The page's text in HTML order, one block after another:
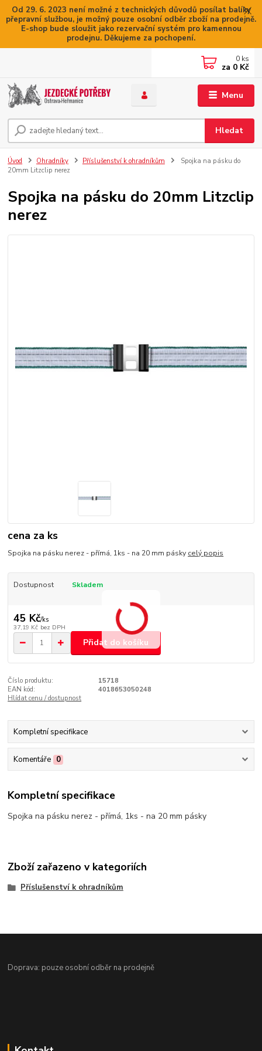
Od 29. 6. 2023 není možné z technických důvodů posílat balíky
přepravní službou, je možný pouze osobní odběr zboží na prodejně.
E-shop bude sloužit jako rezervační systém pro kamennou
prodejnu. Děkujeme za pochopení.
Menu
Hledat
0 ks
za 0 Kč
Úvod Ohradníky Příslušenství k ohradníkům
Spojka na pásku do
20mm Litzclip nerez
Spojka na pásku do 20mm Litzclip
nerez
cena za ks
Spojka na pásku nerez - přímá, 1ks - na 20 mm pásky celý popis
Dostupnost Skladem
45 Kč/ks
37,19 Kč bez DPH
Přidat do košíku
Číslo produktu:
15718
EAN kód:
4018653050248
Hlídat cenu / dostupnost
Kompletní specifikace
Komentáře 0
Kompletní specifikace
Spojka na pásku nerez - přímá, 1ks - na 20 mm pásky
Zboží zařazeno v kategoriích
Příslušenství k ohradníkům
Doprava: pouze osobní odběr na prodejně